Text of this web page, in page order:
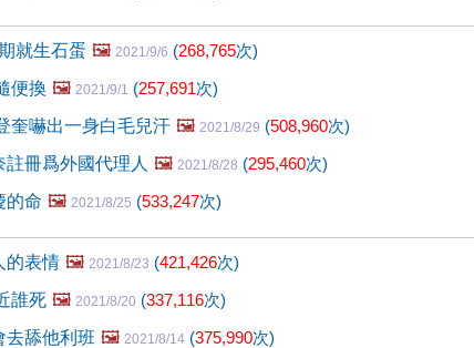
就生石蛋 🖼️ 2021/9/6 (268,765次)
便換 🖼️ 2021/9/1 (257,691次)
奎嚇出一身白毛兒汗 🖼️ 2021/8/29 (508,960次)
冊爲外國代理人 🖼️ 2021/8/28 (295,460次)
的命 🖼️ 2021/8/25 (533,247次)
的表情 🖼️ 2021/8/23 (421,426次)
誰死 🖼️ 2021/8/20 (337,116次)
去舔他利班 🖼️ 2021/8/14 (375,990次)